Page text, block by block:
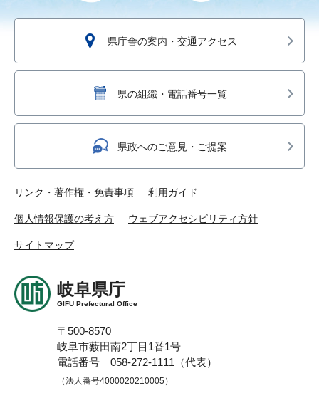
県庁舎の案内・交通アクセス
県の組織・電話番号一覧
県政へのご意見・ご提案
リンク・著作権・免責事項 利用ガイド
個人情報保護の考え方 ウェブアクセシビリティ方針
サイトマップ
岐阜県庁
GIFU Prefectural Office
〒500-8570
岐阜市薮田南2丁目1番1号
電話番号 058-272-1111（代表）
（法人番号4000020210005）